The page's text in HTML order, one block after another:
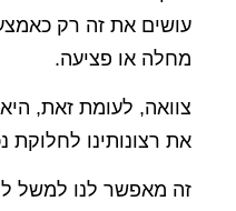
את זה רק כאמצעי
או פציעה.
לעומת זאת, היא
לחלוקת נכסים
לנו למשל לציין מי